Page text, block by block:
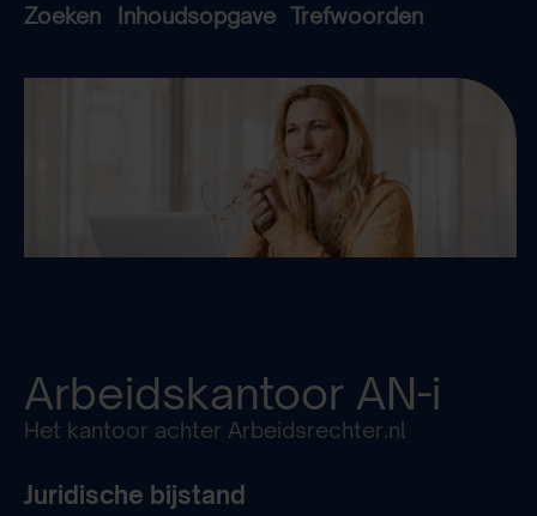
Zoeken Inhoudsopgave Trefwoorden
Arbeidskantoor AN-i
Het kantoor achter Arbeidsrechter.nl
Juridische bijstand